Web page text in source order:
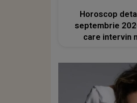
Horoscop
septembrie
care intervin